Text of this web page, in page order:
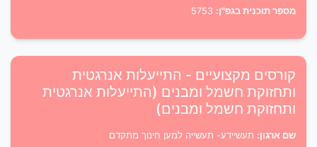
מספר תוכנית בגפ"ן:
קורסים מקצועיים - התייעלות אנרגטית
ותחזוקת חשמל ומבנים (התייעלות אנרגטית
ותחזוקת חשמל ומבנים)
שם ארגון: תעשיידע- תעשייה למען חינוך מתקדם